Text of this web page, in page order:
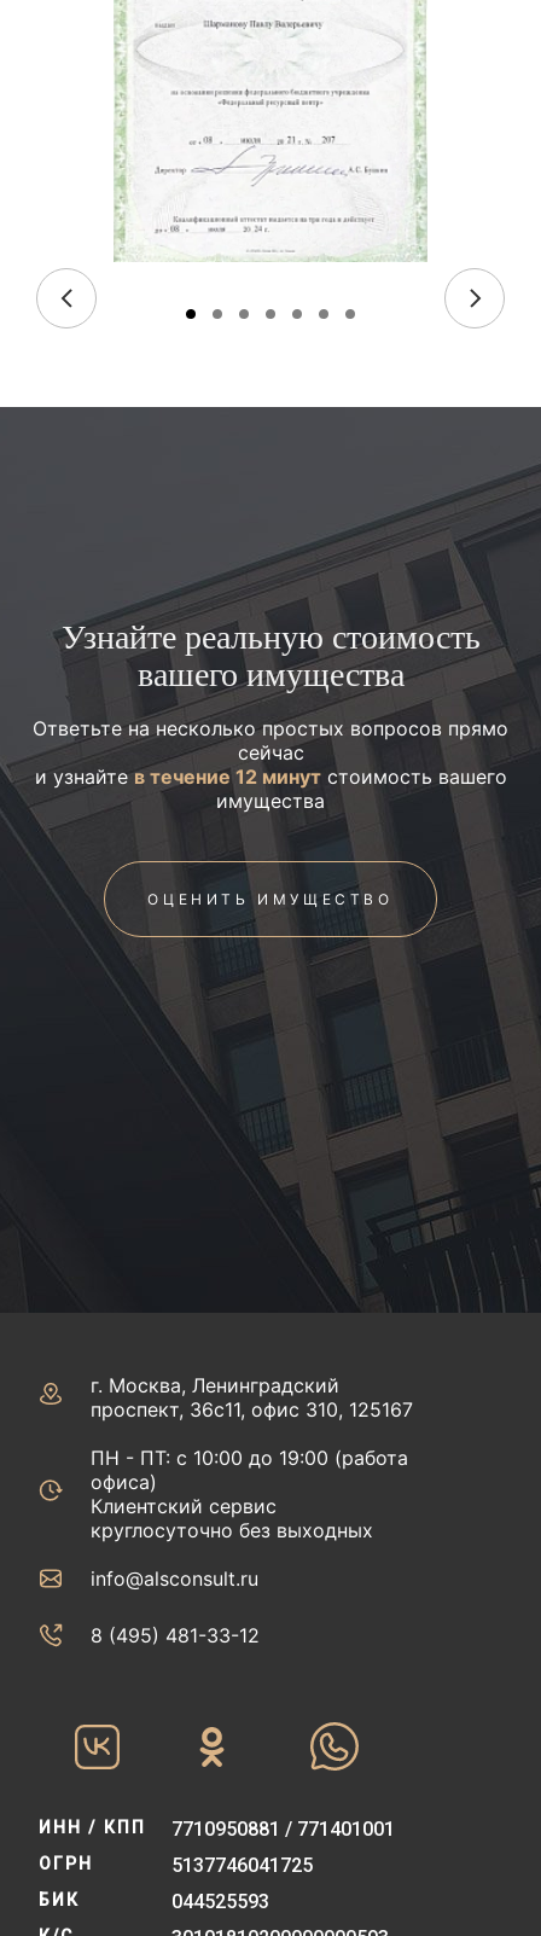
Узнайте реальную стоимость
вашего имущества
Ответьте на несколько простых вопросов прямо
сейчас
и узнайтев течение 12 минутстоимость вашего
имущества
ОЦЕНИТЬ ИМУЩЕСТВО
г. Москва, Ленинградский
проспект, 36с11, офис 310, 125167
ПН - ПТ: с 10:00 до 19:00 (работа
офиса)
Клиентский сервис
круглосуточно без выходных
info@alsconsult.ru
8 (495) 481-33-12‬‬
ИНН / КПП 7710950881 / 771401001
ОГРН 5137746041725
БИК 044525593